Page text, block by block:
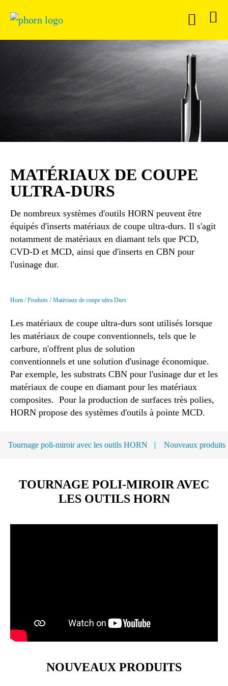
MATÉRIAUX DE COUPE
ULTRA-DURS
De nombreux systèmes d'outils HORN peuvent être
équipés d'inserts matériaux de coupe ultra-durs. Il s'agit
notamment de matériaux en diamant tels que PCD,
CVD-D et MCD, ainsi que d'inserts en CBN pour
l'usinage dur.
Horn Produits Matèriaux de coupe ultra Durs
Les matériaux de coupe ultra-durs sont utilisés lorsque
les matériaux de coupe conventionnels, tels que le
carbure, n'offrent plus de solution
conventionnels et une solution d'usinage économique.
Par exemple, les substrats CBN pour l'usinage dur et les
matériaux de coupe en diamant pour les matériaux
composites. Pour la production de surfaces très polies,
HORN propose des systèmes d'outils à pointe MCD.
Tournage poli-miroir avec les outils HORN Nouveaux produits
TOURNAGE POLI-MIROIR AVEC
LES OUTILS HORN
NOUVEAUX PRODUITS